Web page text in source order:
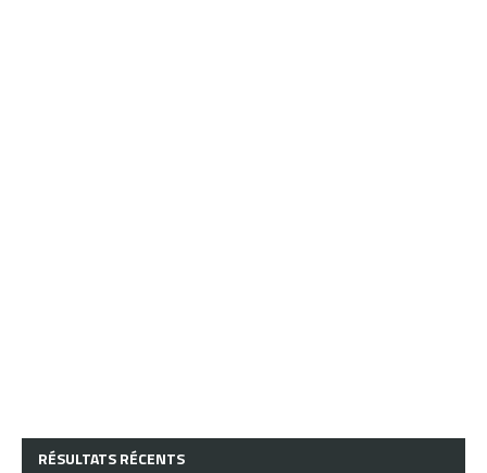
RÉSULTATS RÉCENTS